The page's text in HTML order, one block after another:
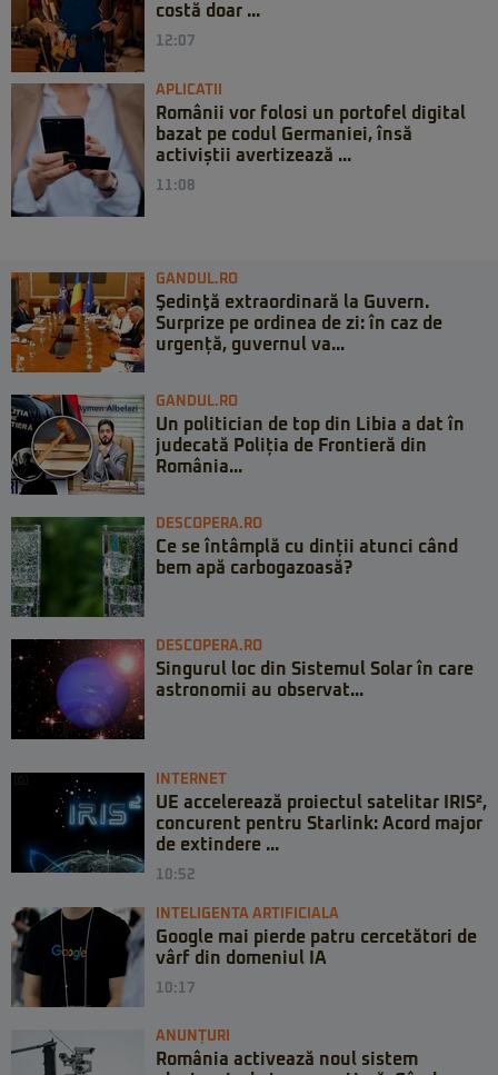
costă doar ...
12:07
APLICATII
Românii vor folosi un portofel digital
bazat pe codul Germaniei, însă
activiștii avertizează ...
11:08
GANDUL.RO
Şedinţă extraordinară la Guvern.
Surprize pe ordinea de zi: în caz de
urgență, guvernul va...
GANDUL.RO
Un politician de top din Libia a dat în
judecată Poliția de Frontieră din
România...
DESCOPERA.RO
Ce se întâmplă cu dinții atunci când
bem apă carbogazoasă?
DESCOPERA.RO
Singurul loc din Sistemul Solar în care
astronomii au observat...
INTERNET
UE accelerează proiectul satelitar IRIS²,
concurent pentru Starlink: Acord major
de extindere ...
10:52
INTELIGENTA ARTIFICIALA
Google mai pierde patru cercetători de
vârf din domeniul IA
10:17
ANUNȚURI
România activează noul sistem